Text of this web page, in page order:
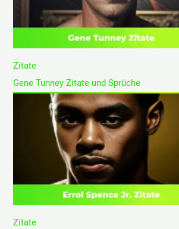
Zitate
Gene Tunney Zitate und Sprüche
Zitate